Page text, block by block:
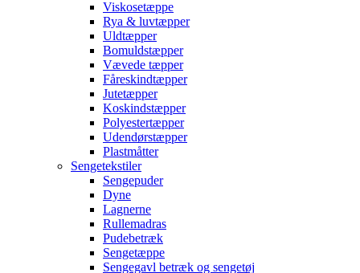
Viskosetæppe
Rya & luvtæpper
Uldtæpper
Bomuldstæpper
Vævede tæpper
Fåreskindtæpper
Jutetæpper
Koskindstæpper
Polyestertæpper
Udendørstæpper
Plastmåtter
Sengetekstiler
Sengepuder
Dyne
Lagnerne
Rullemadras
Pudebetræk
Sengetæppe
Sengegavl betræk og sengetøj